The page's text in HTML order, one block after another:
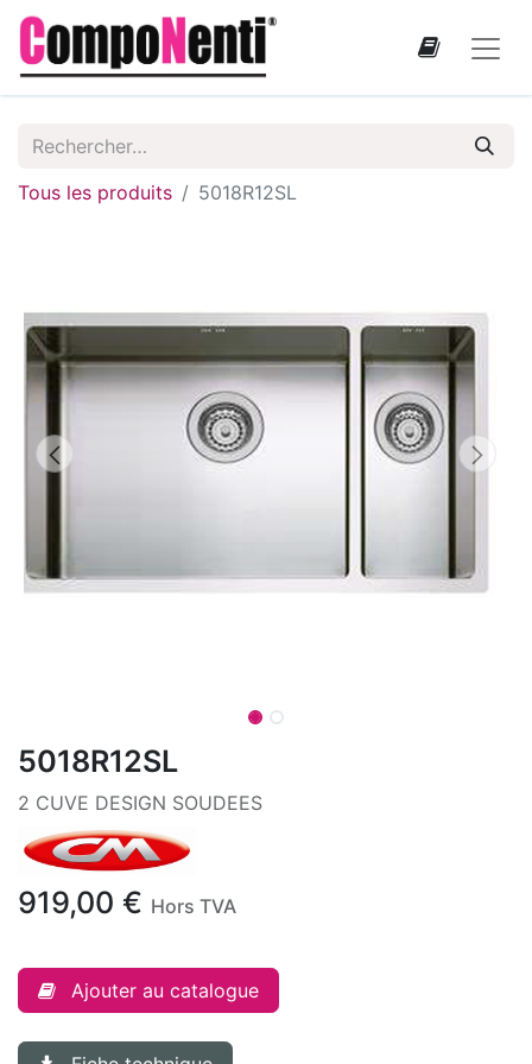
Tous les produits 5018R12SL
5018R12SL
2 CUVE DESIGN SOUDEES
919,00 € Hors TVA
Ajouter au catalogue